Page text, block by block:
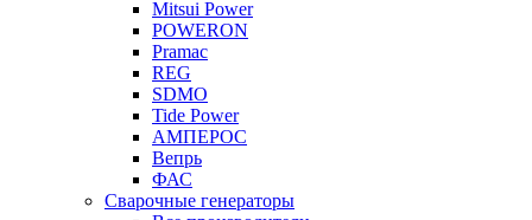
Mitsui Power
POWERON
Pramac
REG
SDMO
Tide Power
АМПЕРОС
Вепрь
ФАС
Сварочные генераторы